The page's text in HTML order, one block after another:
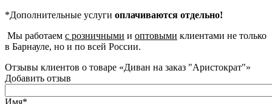
*Дополнительные услуги оплачиваются отдельно!
Мы работаем с розничными и оптовыми клиентами не только
в Барнауле, но и по всей России.
Отзывы клиентов о товаре «Диван на заказ "Аристократ"»
Добавить отзыв
Имя*